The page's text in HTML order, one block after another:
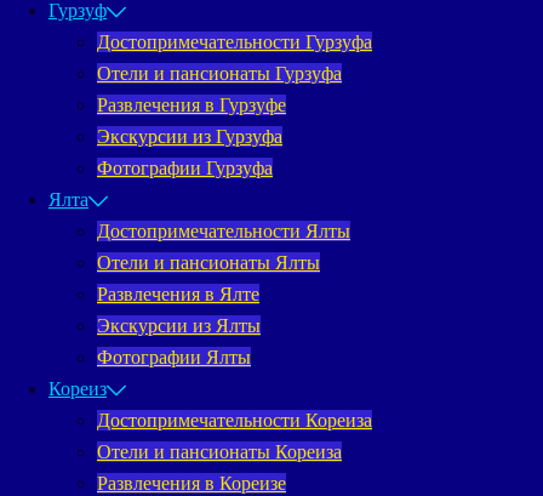
Гурзуф
Достопримечательности Гурзуфа
Отели и пансионаты Гурзуфа
Развлечения в Гурзуфе
Экскурсии из Гурзуфа
Фотографии Гурзуфа
Ялта
Достопримечательности Ялты
Отели и пансионаты Ялты
Развлечения в Ялте
Экскурсии из Ялты
Фотографии Ялты
Кореиз
Достопримечательности Кореиза
Отели и пансионаты Кореиза
Развлечения в Кореизе